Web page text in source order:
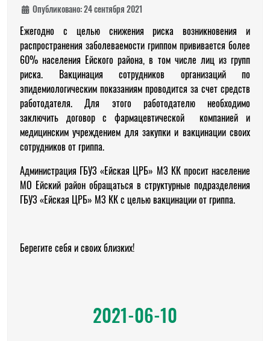
Опубликовано: 24 сентября 2021
Ежегодно с целью снижения риска возникновения и
распространения заболеваемости гриппом прививается более
60% населения Ейского района, в том числе лиц из групп
риска. Вакцинация сотрудников организаций по
эпидемиологическим показаниям проводится за счет средств
работодателя. Для этого работодателю необходимо
заключить договор с фармацевтической компанией и
медицинским учреждением для закупки и вакцинации своих
сотрудников от гриппа.
Администрация ГБУЗ «Ейская ЦРБ» МЗ КК просит население
МО Ейский район обращаться в структурные подразделения
ГБУЗ «Ейская ЦРБ» МЗ КК с целью вакцинации от гриппа.
Берегите себя и своих близких!
2021-06-10